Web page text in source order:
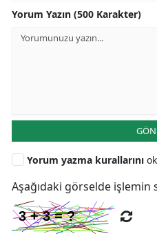
Yorum Yazın (500 Karakter)
Yorum yazma kurallarını
Aşağıdaki görselde işlemin